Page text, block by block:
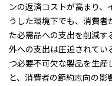
ンの返済コストが高まり
うした環境下でも、消費
た必需品への支出を削減
外への支出は圧迫されてい
つ必要不可欠な製品を生
と、消費者の節約志向の